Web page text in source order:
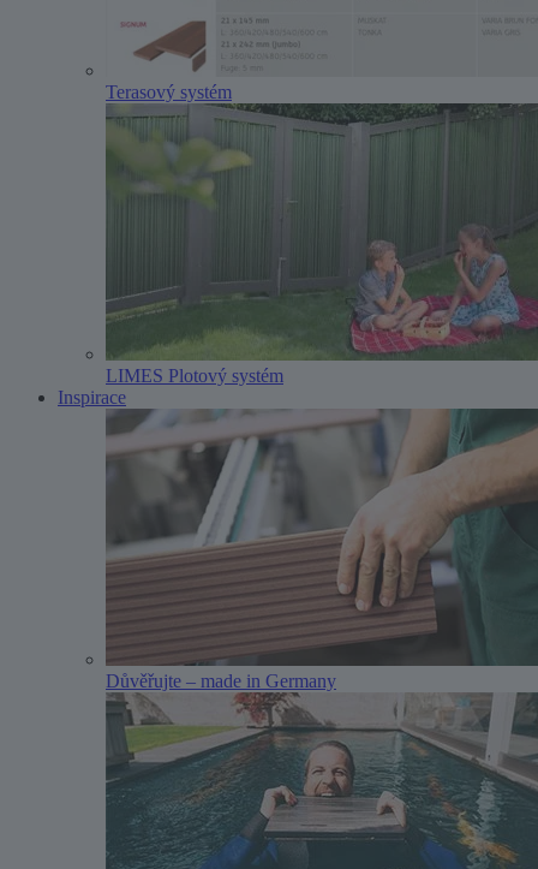
Terasový systém
LIMES Plotový systém
Inspirace
Důvěřujte – made in Germany